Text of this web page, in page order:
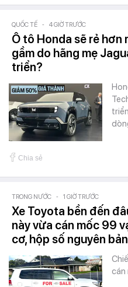
QUỐC TẾ - 4 GIỜ TRƯỚC
Ô tô Honda sẽ rẻ hơn
gầm do hãng mẹ
triển?
Chia sẻ
TRONG NƯỚC - 1 GIỜ TRƯỚC
Xe Toyota bền đến
này vừa cán mốc 99
cơ, hộp số nguyên bản
cán